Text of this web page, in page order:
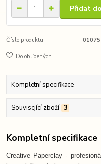
Přidat
Číslo produktu: 01075
Do oblíbených
Kompletní specifikace
Související zboží 3
Kompletní specifikace
Creative Paperclay -